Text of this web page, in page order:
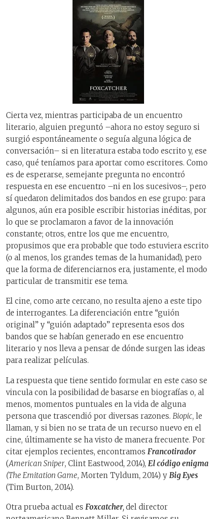
Cierta vez, mientras participaba de un encuentro
literario, alguien preguntó –ahora no estoy seguro si
surgió espontáneamente o seguía alguna lógica de
conversación– si en literatura estaba todo escrito y, ese
caso, qué teníamos para aportar como escritores. Como
es de esperarse, semejante pregunta no encontró
respuesta en ese encuentro –ni en los sucesivos–, pero
sí quedaron delimitados dos bandos en ese grupo: para
algunos, aún era posible escribir historias inéditas, por
lo que se proclamaron a favor de la innovación
constante; otros, entre los que me encuentro,
propusimos que era probable que todo estuviera escrito
(o al menos, los grandes temas de la humanidad), pero
que la forma de diferenciarnos era, justamente, el modo
particular de transmitir ese tema.
El cine, como arte cercano, no resulta ajeno a este tipo
de interrogantes. La diferenciación entre “guión
original” y “guión adaptado” representa esos dos
bandos que se habían generado en ese encuentro
literario y nos lleva a pensar de dónde surgen las ideas
para realizar películas.
La respuesta que tiene sentido formular en este caso se
vincula con la posibilidad de basarse en biografías o, al
menos, momentos puntuales en la vida de alguna
persona que trascendió por diversas razones. Biopic, le
llaman, y si bien no se trata de un recurso nuevo en el
cine, últimamente se ha visto de manera frecuente. Por
citar ejemplos recientes, encontramos Francotirador
(American Sniper, Clint Eastwood, 2014), El código enigma
(The Emitation Game, Morten Tyldum, 2014) y Big Eyes
(Tim Burton, 2014).
Otra prueba actual es Foxcatcher, del director